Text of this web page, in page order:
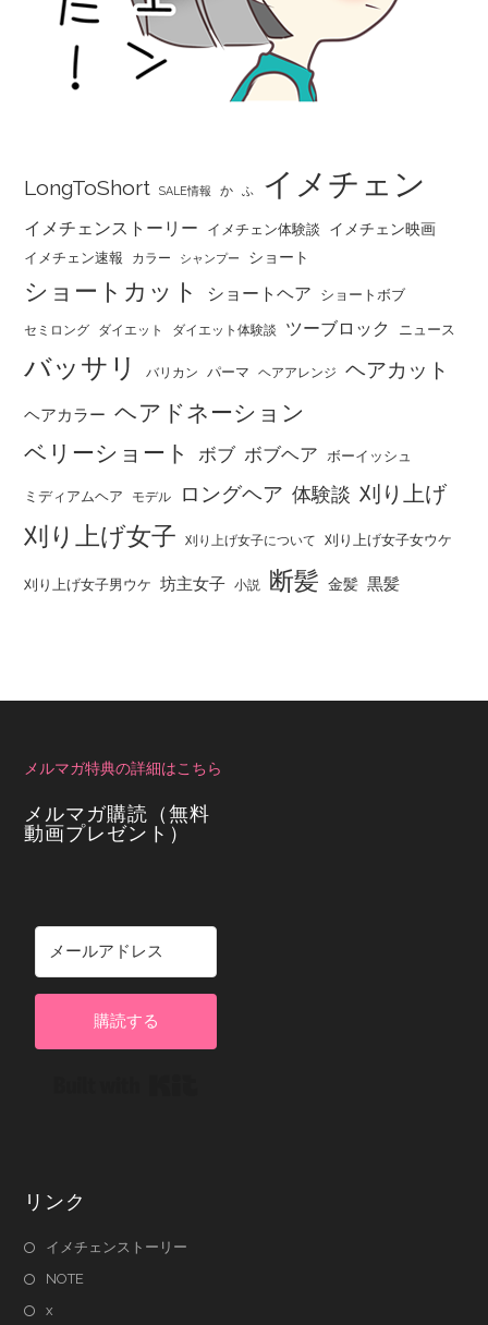
LongToShort SALE情報 か ふ イメチェン
イメチェンストーリー イメチェン体験談 イメチェン映画
イメチェン速報 カラー シャンプー ショート
ショートカット ショートヘア ショートボブ
セミロング ダイエット ダイエット体験談 ツーブロック ニュース
バッサリ バリカン パーマ ヘアアレンジ ヘアカット
ヘアカラー ヘアドネーション
ベリーショート
ボブ ボブヘア ボーイッシュ
ミディアムヘア モデル ロングヘア 体験談 刈り上げ
刈り上げ女子 刈り上げ女子について 刈り上げ女子女ウケ
刈り上げ女子男ウケ 坊主女子 小説 断髪 金髪 黒髪
メルマガ特典の詳細はこちら
メルマガ購読（無料
動画プレゼント）
購読する
リンク
イメチェンストーリー
NOTE
x